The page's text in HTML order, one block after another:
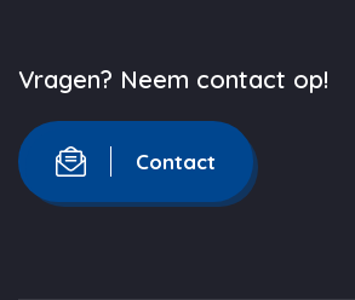
Vragen? Neem contact op!
Contact